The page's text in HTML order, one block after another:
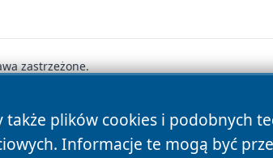
także plików cookies i podobnych
Informacje te mogą być
zastrzeżone.
Cookies